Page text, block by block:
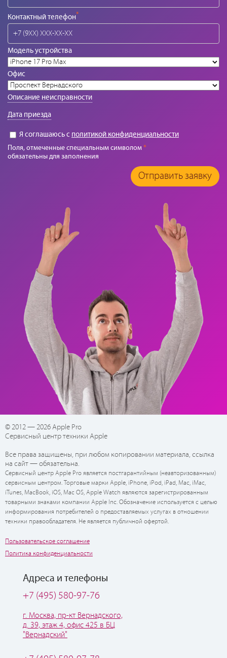
Контактный телефон*
Модель устройства
Офис
Описание неисправности
Дата приезда
Я соглашаюсь с политикой конфиденциальности
Поля, отмеченные специальным символом*
обязательны для заполнения
Отправить заявку
© 2012 — 2026 Apple Pro
Сервисный центр техники Apple
Все права защищены, при любом копировании материала, ссылка
на сайт — обязательна.
Сервисный центр Apple Pro является постгарантийным (неавторизованным)
сервисным центром. Торговые марки Apple, iPhone, iPod, iPad, Mac, iMac,
iTunes, MacBook, iOS, Mac OS, Apple Watch являются зарегистрированным
товарными знаками компании Apple Inc. Обозначение используется с целью
информирования потребителей о предоставляемых услугах в отношении
техники правообладателя. Не является публичной офертой.
Пользовательское соглашение
Политика конфиденциальности
Адреса и телефоны
+7 (495) 580-97-76
г. Москва, пр-кт Вернадского,
д. 39, этаж 4, офис 425 в БЦ
"Вернадский"